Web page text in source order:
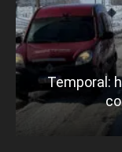
Temporal: